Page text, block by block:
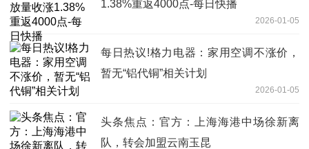
1.38%重返4000点-每日快播
2026-01-05
每日热议!格力电器：家用空调不涨价，
暂无“铝代铜”相关计划
2026-01-05
头条焦点：官方：上海海港中场徐新离
队，转会加盟云南玉昆